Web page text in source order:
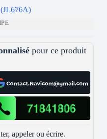
pour ce produit
appeler ou écrire.